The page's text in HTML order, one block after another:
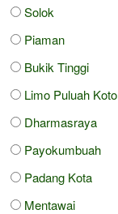
Solok
Piaman
Bukik Tinggi
Limo Puluah Koto
Dharmasraya
Payokumbuah
Padang Kota
Mentawai